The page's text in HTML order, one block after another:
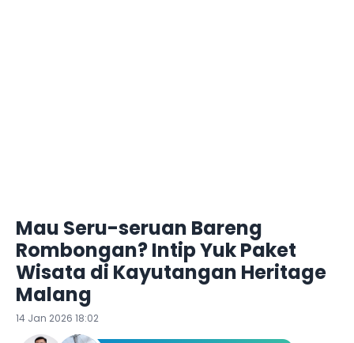
Mau Seru-seruan Bareng
Rombongan? Intip Yuk Paket
Wisata di Kayutangan Heritage
Malang
14 Jan 2026 18:02